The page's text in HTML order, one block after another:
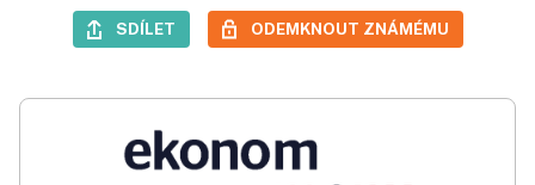
SDÍLET ODEMKNOUT ZNÁMÉMU